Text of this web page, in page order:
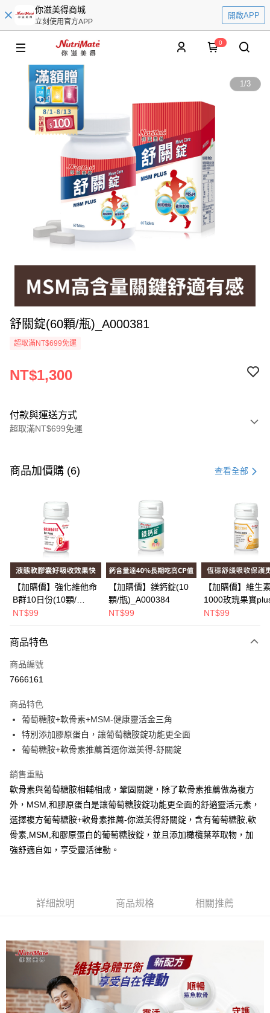
你滋美得商城
立刻使用官方APP
開啟APP
0
1/3
舒關錠(60顆/瓶)_A000381
超取滿NT$699免運
NT$1,300
付款與運送方式
超取滿NT$699免運
信用卡一次付款
Apple Pay
悠遊付
Google Pay
大哥付你分期
相關說明
【大哥付你分期使用說明】
2.付款方式選擇「大哥付你分期」，訂單成立後會自動跳轉到大哥付的交易
流程，驗證手機門號後，選擇欲分期的期數、繳款截止日，確認付款後即完
成交易。
3.實際核准額度、可分期數及費用金額請依後續交易確認頁面所載為準。
消。如遇「轉專審核」未通過狀況，表示未達大哥付你分期系統評分，恕無
【繳款方式說明】
1.分期款項不併入電信帳單，「大哥付你分期」於每月結算日後寄送繳費提
醒簡訊。
2.透過簡訊連結打開帳單後，可選擇「超商條碼／台灣大直營門市／銀行轉
帳／街口支付／iPASS MONEY」等通路繳費。
【注意事項】
1.本服務係由「台灣大哥大股份有限公司」（以下簡稱本公司）所提供，讓
由本公司與您本人進行分期帳單所需資料之確認、核對及更正。
AFTEE先享後付
相關說明
【關於「AFTEE先享後付」】
AFTEE先享後付是「在收到商品之後才付款」的支付方式。 讓您購物簡單
便利好安心！
１．簡單：不需註冊會員、不需綁卡、不需儲值。
３．安心：先確認商品／服務後，再付款。
【「AFTEE先享後付」結帳流程】
１．於結帳方式選擇「AFTEE先享後付」後，將跳轉至「AFTEE先享後付」
２．訂單成立數日內，您將收到繳費通知簡訊。
３．收到繳費通知簡訊後14天內，點擊此簡訊中的連結，可透過四大超商／
ATM／網路銀行／等多元方式進行付款，方視為交易完成。
※ 請注意：結帳手續完成當下不需立刻繳費，但若您需要取消訂單，請聯絡
是否繳費成功／繳費後需取消欲退款等相關疑問，請聯繫「AFTEE先享後付
客戶支援中心」 https://netprotections.freshdesk.com/support/home
１．透過由恩沛科技股份有限公司提供之「AFTEE先享後付」服務完成之交
易，需依本服務之必要範圍內提供個人資料，並將交易相關給付款項請求債
權轉讓予恩沛科技股份有限公司。
２．關於個人資料處理事宜，請瀏覽以下網址：
https://aftee.tw/terms/#terms3
３．未成年的使用者請事先徵得法定代理人或監護人之同意方可使用
「AFTEE先享後付」，若未經同意申辦者引起之損失，本公司不負相關責
Hami Point
相關說明
「Hami Point」為中華電信所提供之點數服務，可於會員專區綁定中華電信
運送方式
全家取貨付款
每筆NT$60，滿NT$699(含以上)免運費
付款後全家取貨
每筆NT$60，滿NT$1,000(含以上)免運費
每筆NT$60，滿NT$1,000(含以上)免運費
7-11取貨付款
每筆NT$60，滿NT$699(含以上)免運費
付款後7-11取貨
商品加價購 (6) 查看全部
【加購價】強化維他命
B群10日份(10顆/
瓶)_A000226
NT$99
【加購價】鎂鈣錠(10
顆/瓶)_A000384
NT$99
【加購價】維生
1000玫瑰果實
(10錠/瓶)*1瓶
NT$99
商品特色
商品編號
7666161
商品特色
葡萄糖胺+軟骨素+MSM-健康靈活金三角
特別添加膠原蛋白，讓葡萄糖胺錠功能更全面
葡萄糖胺+軟骨素推薦首選你滋美得-舒關錠
銷售重點
軟骨素與葡萄糖胺相輔相成，鞏固關鍵，除了軟骨素推薦做為複方
外，MSM,和膠原蛋白是讓葡萄糖胺錠功能更全面的舒適靈活元素，
選擇複方葡萄糖胺+軟骨素推薦-你滋美得舒關錠，含有葡萄糖胺,軟
骨素,MSM,和膠原蛋白的葡萄糖胺錠，並且添加橄欖葉萃取物，加
強舒適自如，享受靈活律動。
詳細說明 商品規格 相關推薦